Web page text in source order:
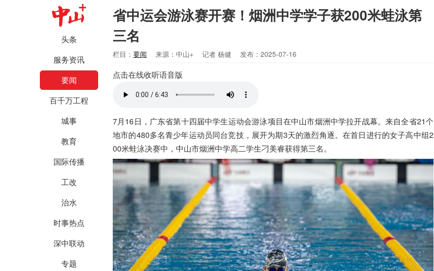
头条
服务资讯
要闻
百千万工程
城事
教育
国际传播
工改
治水
时事热点
深中联动
专题
省中运会游泳赛开赛！烟洲中学学子获200米蛙泳第
三名
栏目： 要闻 来源：中山+ 记者 杨健 发布：2025-07-16
点击在线收听语音版
7月16日，广东省第十四届中学生运动会游泳项目在中山市烟洲中学拉开战幕。来自全省21个
地市的480多名青少年运动员同台竞技，展开为期3天的激烈角逐。在首日进行的女子高中组2
00米蛙泳决赛中，中山市烟洲中学高二学生刁美睿获得第三名。